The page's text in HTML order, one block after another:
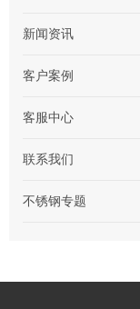
新闻资讯
客户案例
客服中心
联系我们
不锈钢专题